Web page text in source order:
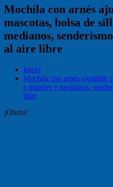
Mochila con arnés
mascotas, bolsa de
medianos,
al aire libre
Inicio
Mochila con arnés ajustable
s grandes y medianos,
libre
¡Oferta!